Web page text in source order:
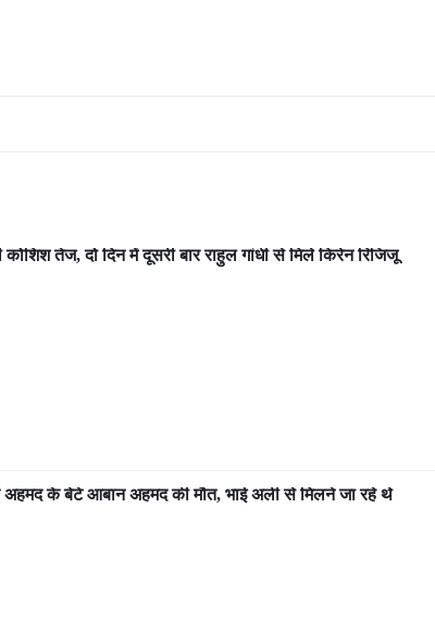
तेज, दो दिन में दूसरी बार राहुल गांधी से मिले किरेन रिजिजू
के बेटे आबान अहमद की मौत, भाई अली से मिलने जा रहे थे